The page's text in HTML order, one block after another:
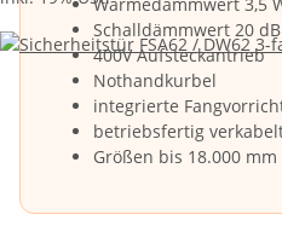
Schalldämmwert 20 dB
400V Aufsteckantrieb
Nothandkurbel
integrierte
betriebsfertig
Größen bis 18.000 mm